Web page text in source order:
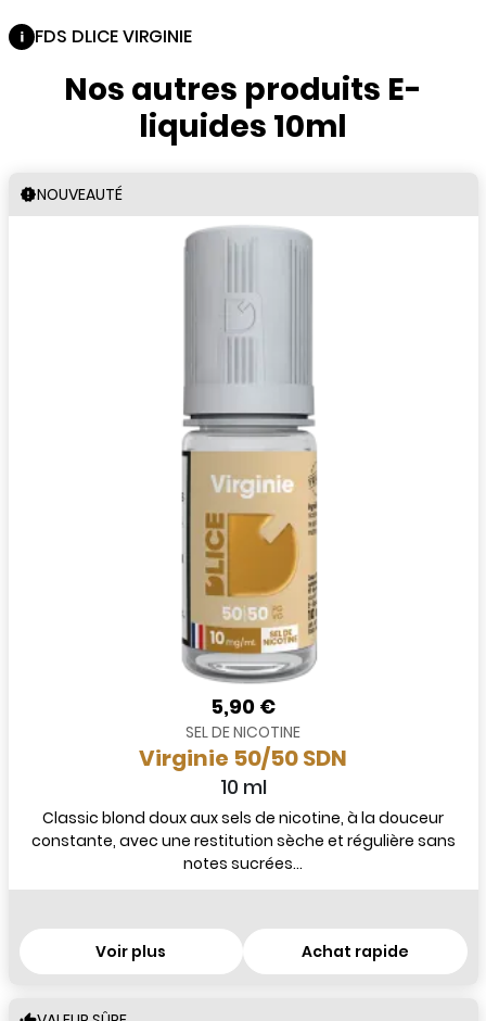
FDS DLICE VIRGINIE
Nos autres produits E-
liquides 10ml
NOUVEAUTÉ
5,90 €
SEL DE NICOTINE
Virginie 50/50 SDN
10 ml
Classic blond doux aux sels de nicotine, à la douceur
constante, avec une restitution sèche et régulière sans
notes sucrées...
Voir plus Achat rapide